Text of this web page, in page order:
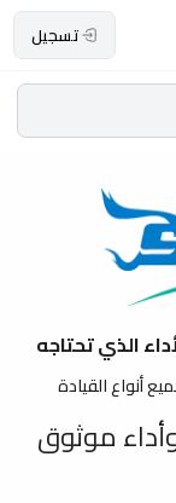
تسجيل
الذي تحتاجه
أنواع القيادة
موثوق